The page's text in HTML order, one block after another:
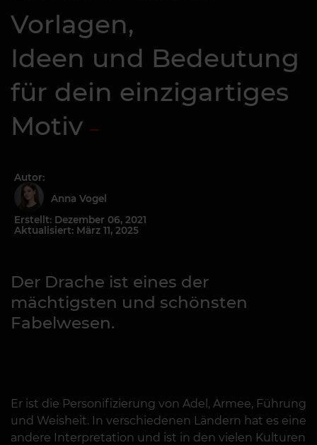
Vorlagen,
Ideen und Bedeutung
für dein einzigartiges
Motiv
Autor:
Anna Vogel
Erstellt: Dezember 06, 2021
Aktualisiert: März 11, 2025
Der Drache ist eines der
mächtigsten und schönsten
Fabelwesen.
Er ist die Personifizierung von Adel, Armee, Führung
und Weisheit. In verschiedenen Ländern hat es eine
andere Interpretation und ist in den vielen Kulturen